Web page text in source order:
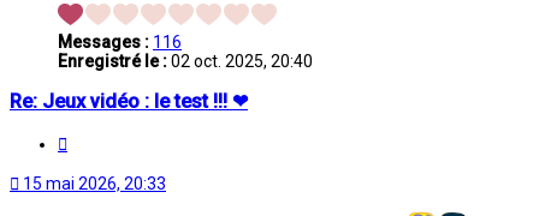
Messages : 116
Enregistré le :02 oct. 2025, 20:40
Re: Jeux vidéo : le test !!! ❤
15 mai 2026, 20:33